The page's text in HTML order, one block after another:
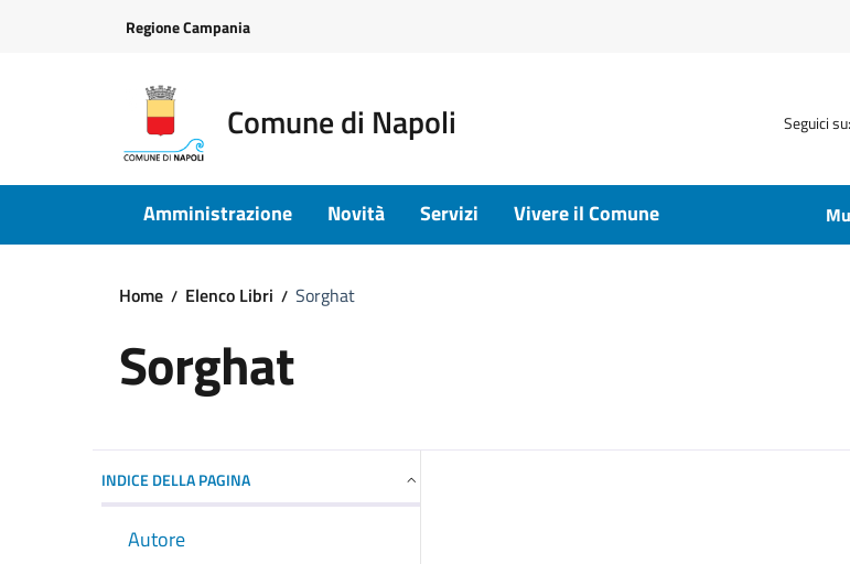
Regione Campania
Comune di Napoli Seguici su:
Amministrazione Novità Servizi Vivere il Comune
Home Elenco Libri Sorghat
Sorghat
INDICE DELLA PAGINA
Autore